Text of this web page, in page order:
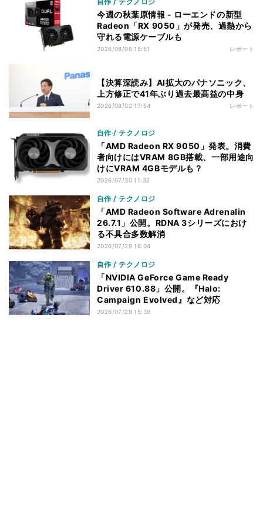
今週の秋葉原情報 - ローエンドの新型
Radeon「RX 9050」が発売、過熱から
守れる電源ケーブルも
2026/08/05 15:51 レポート
【決算深読み】AI拡大のパナソニック、
上方修正で41年ぶり過去最高益の中身
2026/08/02 17:54 レポート
自作 / テクノロジ
「AMD Radeon RX 9050」発表。消費
者向けにはVRAM 8GB搭載、一部用途向
けにVRAM 4GBモデルも？
2026/07/30 11:32
自作 / テクノロジ
「AMD Radeon Software Adrenalin
26.7.1」公開。RDNA 3シリーズにおけ
る不具合多数解消
2026/07/29 16:04
自作 / テクノロジ
「NVIDIA GeForce Game Ready
Driver 610.88」公開。『Halo:
Campaign Evolved』など対応
2026/07/29 15:39